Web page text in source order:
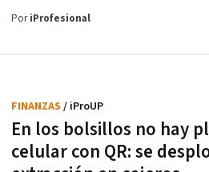
PoriProfesional
En los bolsillos no hay
celular con QR: se
FINANZAS / iProUP